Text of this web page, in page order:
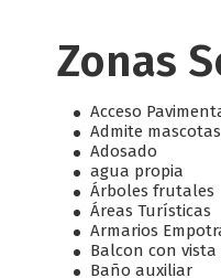
Zonas
Acceso
Admite mascotas
Adosado
agua propia
Árboles frutales
Áreas Turísticas
Armarios
Balcon con
Baño auxiliar